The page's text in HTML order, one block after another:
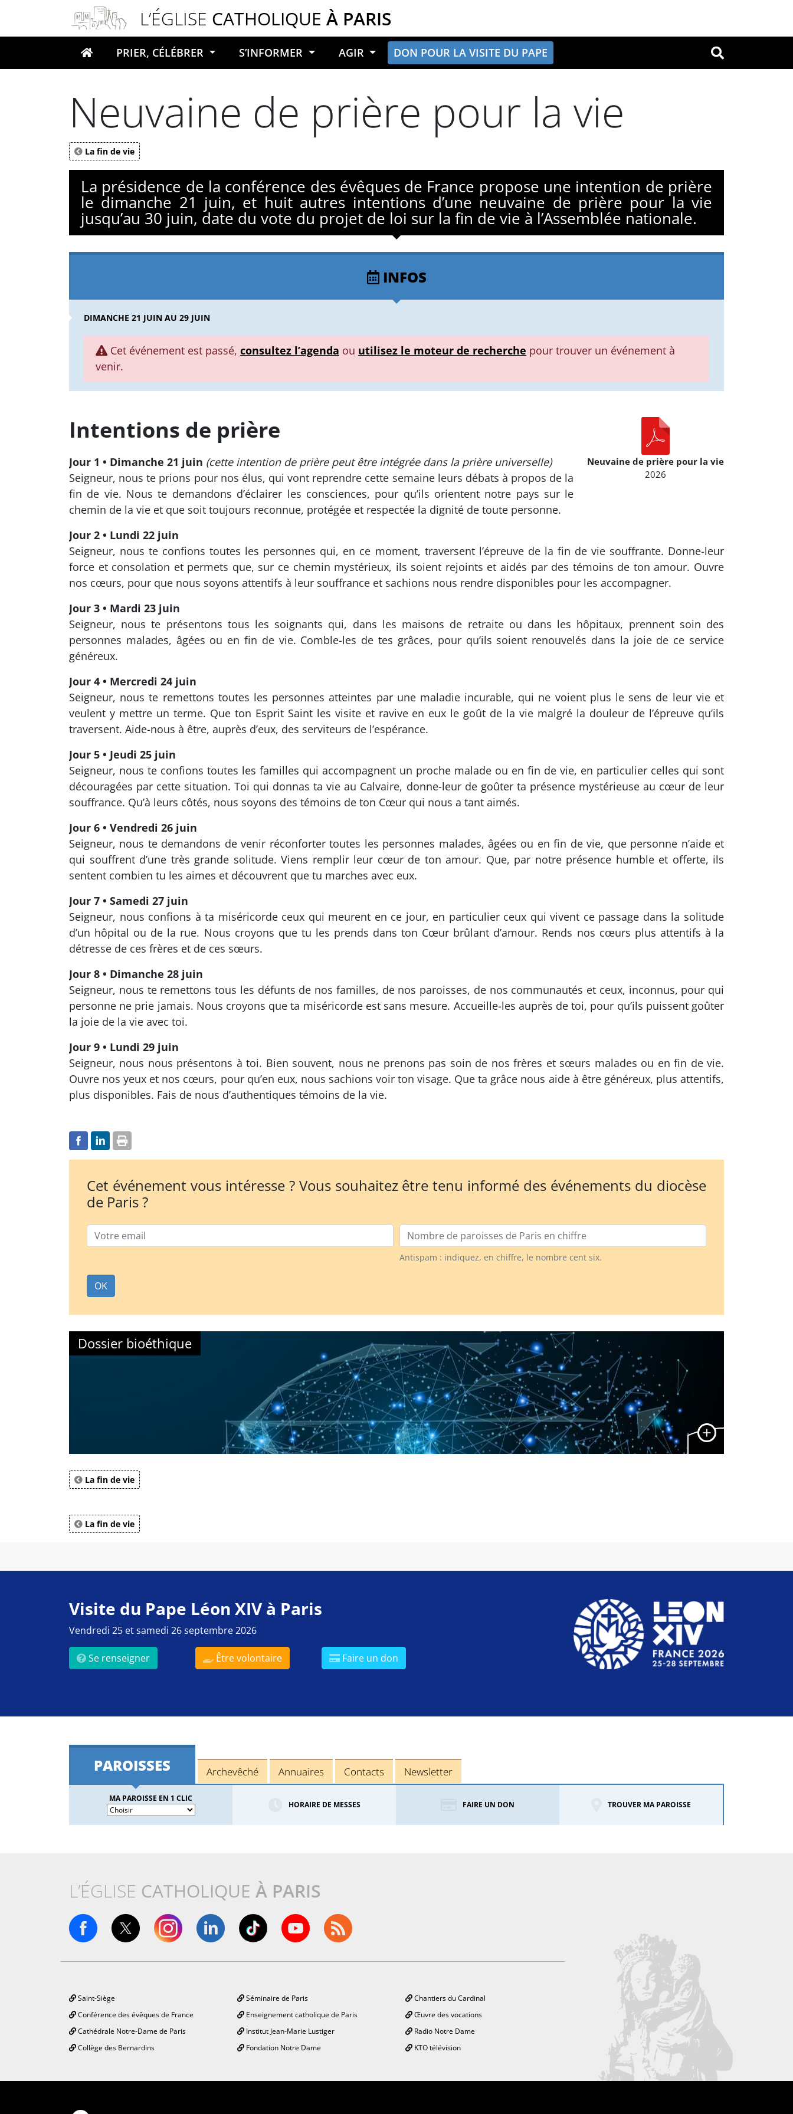
L’ÉGLISE CATHOLIQUE À PARIS
Votre recherche OK
PRIER, CÉLÉBRER S’INFORMER AGIR DON POUR LA VISITE DU PAPE
Neuvaine de prière pour la vie
La fin de vie
La présidence de la conférence des évêques de France propose une intention de prière
le dimanche 21 juin, et huit autres intentions d’une neuvaine de prière pour la vie
jusqu’au 30 juin, date du vote du projet de loi sur la fin de vie à l’Assemblée nationale.
INFOS
DIMANCHE 21 JUIN AU 29 JUIN
Cet événement est passé, consultez l’agenda ou utilisez le moteur de recherche pour trouver un événement à
venir.
Neuvaine de prière pour la vie
2026
Intentions de prière
Jour 1 • Dimanche 21 juin (cette intention de prière peut être intégrée dans la prière universelle)
Seigneur, nous te prions pour nos élus, qui vont reprendre cette semaine leurs débats à propos de la
fin de vie. Nous te demandons d’éclairer les consciences, pour qu’ils orientent notre pays sur le
chemin de la vie et que soit toujours reconnue, protégée et respectée la dignité de toute personne.
Jour 2 • Lundi 22 juin
Seigneur, nous te confions toutes les personnes qui, en ce moment, traversent l’épreuve de la fin de vie souffrante. Donne-leur
force et consolation et permets que, sur ce chemin mystérieux, ils soient rejoints et aidés par des témoins de ton amour. Ouvre
nos cœurs, pour que nous soyons attentifs à leur souffrance et sachions nous rendre disponibles pour les accompagner.
Jour 3 • Mardi 23 juin
Seigneur, nous te présentons tous les soignants qui, dans les maisons de retraite ou dans les hôpitaux, prennent soin des
personnes malades, âgées ou en fin de vie. Comble-les de tes grâces, pour qu’ils soient renouvelés dans la joie de ce service
généreux.
Jour 4 • Mercredi 24 juin
Seigneur, nous te remettons toutes les personnes atteintes par une maladie incurable, qui ne voient plus le sens de leur vie et
veulent y mettre un terme. Que ton Esprit Saint les visite et ravive en eux le goût de la vie malgré la douleur de l’épreuve qu’ils
traversent. Aide-nous à être, auprès d’eux, des serviteurs de l’espérance.
Jour 5 • Jeudi 25 juin
Seigneur, nous te confions toutes les familles qui accompagnent un proche malade ou en fin de vie, en particulier celles qui sont
découragées par cette situation. Toi qui donnas ta vie au Calvaire, donne-leur de goûter ta présence mystérieuse au cœur de leur
souffrance. Qu’à leurs côtés, nous soyons des témoins de ton Cœur qui nous a tant aimés.
Jour 6 • Vendredi 26 juin
Seigneur, nous te demandons de venir réconforter toutes les personnes malades, âgées ou en fin de vie, que personne n’aide et
qui souffrent d’une très grande solitude. Viens remplir leur cœur de ton amour. Que, par notre présence humble et offerte, ils
sentent combien tu les aimes et découvrent que tu marches avec eux.
Jour 7 • Samedi 27 juin
Seigneur, nous confions à ta miséricorde ceux qui meurent en ce jour, en particulier ceux qui vivent ce passage dans la solitude
d’un hôpital ou de la rue. Nous croyons que tu les prends dans ton Cœur brûlant d’amour. Rends nos cœurs plus attentifs à la
détresse de ces frères et de ces sœurs.
Jour 8 • Dimanche 28 juin
Seigneur, nous te remettons tous les défunts de nos familles, de nos paroisses, de nos communautés et ceux, inconnus, pour qui
personne ne prie jamais. Nous croyons que ta miséricorde est sans mesure. Accueille-les auprès de toi, pour qu’ils puissent goûter
la joie de la vie avec toi.
Jour 9 • Lundi 29 juin
Seigneur, nous nous présentons à toi. Bien souvent, nous ne prenons pas soin de nos frères et sœurs malades ou en fin de vie.
Ouvre nos yeux et nos cœurs, pour qu’en eux, nous sachions voir ton visage. Que ta grâce nous aide à être généreux, plus attentifs,
plus disponibles. Fais de nous d’authentiques témoins de la vie.
Cet événement vous intéresse ? Vous souhaitez être tenu informé des événements du diocèse
de Paris ?
Email Nombre de paroisses
Antispam : indiquez, en chiffre, le nombre cent six.
OK
Dossier bioéthique
La fin de vie
La fin de vie
Visite du Pape Léon XIV à Paris
Vendredi 25 et samedi 26 septembre 2026
Se renseigner Être volontaire Faire un don
PAROISSES Archevêché Annuaires Contacts Newsletter
MA PAROISSE EN 1 CLIC
HORAIRE DE MESSES FAIRE UN DON TROUVER MA PAROISSE
L’ÉGLISE CATHOLIQUE À PARIS
Saint-Siège
Conférence des évêques de France
Cathédrale Notre-Dame de Paris
Collège des Bernardins
Séminaire de Paris
Enseignement catholique de Paris
Institut Jean-Marie Lustiger
Fondation Notre Dame
Chantiers du Cardinal
Œuvre des vocations
Radio Notre Dame
KTO télévision
Panneau de gestion des cookies